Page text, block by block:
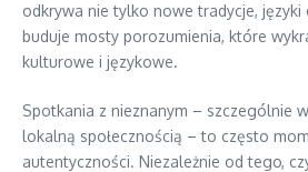
odkrywa nie tylko nowe tradycje, języki
buduje mosty porozumienia, które
kulturowe i językowe.
Spotkania z nieznanym – szczególnie
lokalną społecznością – to często
autentyczności. Niezależnie od tego,